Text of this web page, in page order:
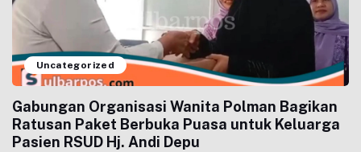
Uncategorized
Gabungan Organisasi Wanita Polman Bagikan
Ratusan Paket Berbuka Puasa untuk Keluarga
Pasien RSUD Hj. Andi Depu